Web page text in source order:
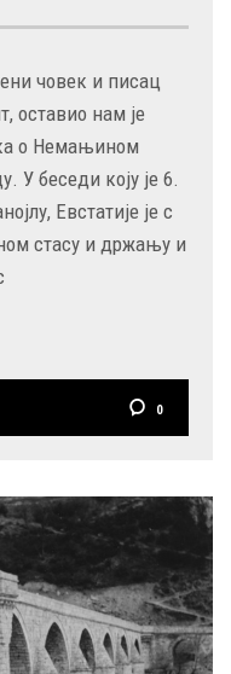
човек и писац
оставио нам је
о Немањином
У беседи коју је 6.
Евстатије је с
стасу и држању и
0